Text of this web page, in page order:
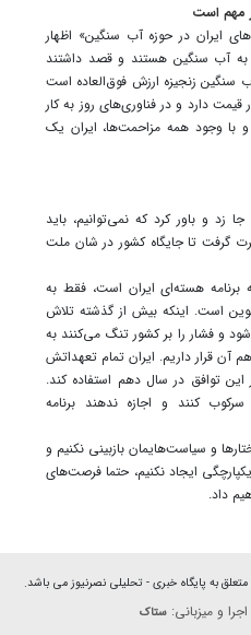
مهم است
ایران در حوزه آب سنگین» اظهار
به آب سنگین هستند و قصد داشتند
سنگین زنجیزه ارزش فوق‌العاده است
از آن چند ۱۰هزار دلار قیمت دارد و در فناوری‌های روز به کار
با وجود همه مزاحمت‌ها، ایران یک
زد و باور کرد که نمی‌توانیم، باید
گرفت تا جایگاه کشور در شان ملت
هسته‌ای ایران است، فقط به
است. اینکه بیش از گذشته تلاش
و فشار را بر کشور تنگ می‌کنند به
آن قرار داریم. ایران تمام تعهداتش
این توافق در سال دهم استفاده کند.
کنند و اجازه ندهند برنامه
و سیاست‌هایمان بازبینی نکنیم و
ایجاد نکنیم، حتما فرصت‌های
داد.
اجرا و میزبانی:ستاک